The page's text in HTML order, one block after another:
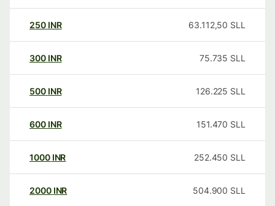
250 INR 63.112,50 SLL
300 INR 75.735 SLL
500 INR 126.225 SLL
600 INR 151.470 SLL
1000 INR 252.450 SLL
2000 INR 504.900 SLL